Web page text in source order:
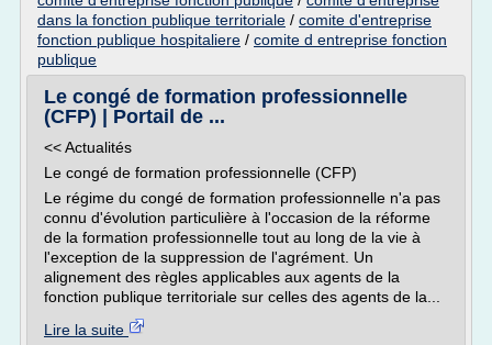
dans la fonction publique territoriale / comite d'entreprise
fonction publique hospitaliere / comite d entreprise fonction
publique
Le congé de formation professionnelle
(CFP) | Portail de ...
<< Actualités
Le congé de formation professionnelle (CFP)
Le régime du congé de formation professionnelle n'a pas
connu d'évolution particulière à l'occasion de la réforme
de la formation professionnelle tout au long de la vie à
l'exception de la suppression de l'agrément. Un
alignement des règles applicables aux agents de la
fonction publique territoriale sur celles des agents de la...
Lire la suite